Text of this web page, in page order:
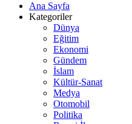
Ana Sayfa
Kategoriler
Dünya
Eğitim
Ekonomi
Gündem
İslam
Kültür-Sanat
Medya
Otomobil
Politika